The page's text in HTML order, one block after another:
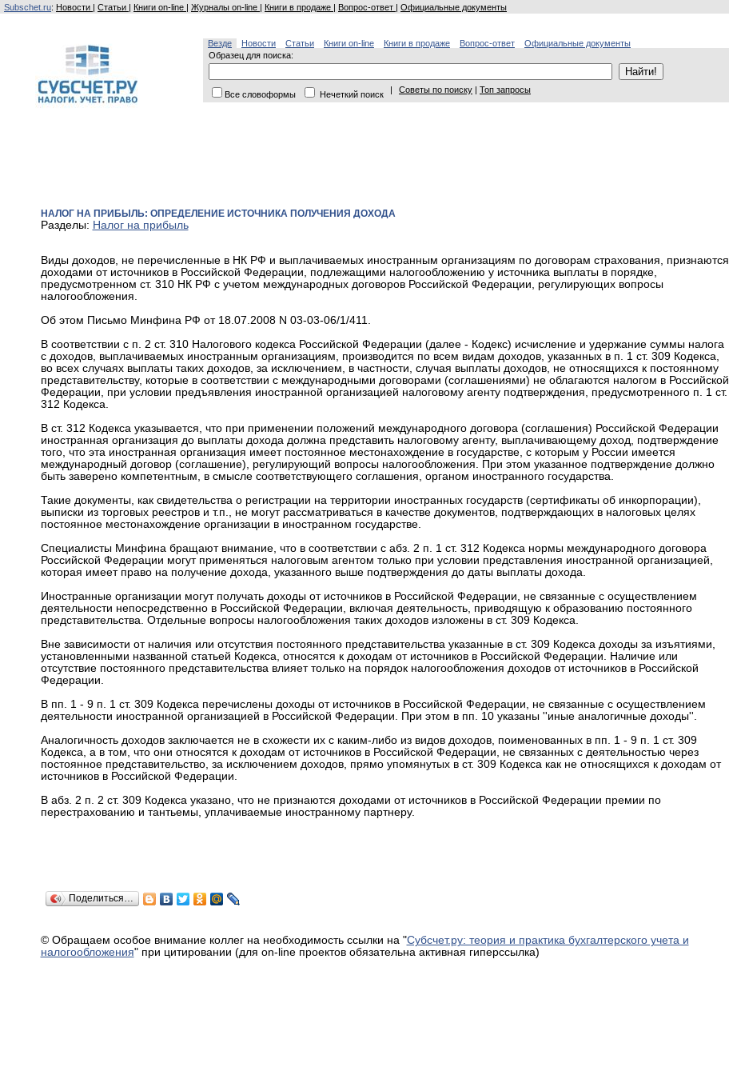
Subschet.ru: Новости | Статьи | Книги on-line | Журналы on-line | Книги в продаже | Вопрос-ответ | Официальные документы
Везде Новости Статьи Книги on-line Книги в продаже Вопрос-ответ
Официальные документы
Образец для поиска:
Все словоформы Нечеткий поиск | Советы по поиску | Топ запросы
НАЛОГ НА ПРИБЫЛЬ: ОПРЕДЕЛЕНИЕ ИСТОЧНИКА ПОЛУЧЕНИЯ ДОХОДА
Разделы: Налог на прибыль
Виды доходов, не перечисленные в НК РФ и выплачиваемых иностранным организациям по договорам страхования, признаются
доходами от источников в Российской Федерации, подлежащими налогообложению у источника выплаты в порядке,
предусмотренном ст. 310 НК РФ с учетом международных договоров Российской Федерации, регулирующих вопросы
налогообложения.
Об этом Письмо Минфина РФ от 18.07.2008 N 03-03-06/1/411.
В соответствии с п. 2 ст. 310 Налогового кодекса Российской Федерации (далее - Кодекс) исчисление и удержание суммы налога
с доходов, выплачиваемых иностранным организациям, производится по всем видам доходов, указанных в п. 1 ст. 309 Кодекса,
во всех случаях выплаты таких доходов, за исключением, в частности, случая выплаты доходов, не относящихся к постоянному
представительству, которые в соответствии с международными договорами (соглашениями) не облагаются налогом в Российской
Федерации, при условии предъявления иностранной организацией налоговому агенту подтверждения, предусмотренного п. 1 ст.
312 Кодекса.
В ст. 312 Кодекса указывается, что при применении положений международного договора (соглашения) Российской Федерации
иностранная организация до выплаты дохода должна представить налоговому агенту, выплачивающему доход, подтверждение
того, что эта иностранная организация имеет постоянное местонахождение в государстве, с которым у России имеется
международный договор (соглашение), регулирующий вопросы налогообложения. При этом указанное подтверждение должно
быть заверено компетентным, в смысле соответствующего соглашения, органом иностранного государства.
Такие документы, как свидетельства о регистрации на территории иностранных государств (сертификаты об инкорпорации),
выписки из торговых реестров и т.п., не могут рассматриваться в качестве документов, подтверждающих в налоговых целях
постоянное местонахождение организации в иностранном государстве.
Специалисты Минфина бращают внимание, что в соответствии с абз. 2 п. 1 ст. 312 Кодекса нормы международного договора
Российской Федерации могут применяться налоговым агентом только при условии представления иностранной организацией,
которая имеет право на получение дохода, указанного выше подтверждения до даты выплаты дохода.
Иностранные организации могут получать доходы от источников в Российской Федерации, не связанные с осуществлением
деятельности непосредственно в Российской Федерации, включая деятельность, приводящую к образованию постоянного
представительства. Отдельные вопросы налогообложения таких доходов изложены в ст. 309 Кодекса.
Вне зависимости от наличия или отсутствия постоянного представительства указанные в ст. 309 Кодекса доходы за изъятиями,
установленными названной статьей Кодекса, относятся к доходам от источников в Российской Федерации. Наличие или
отсутствие постоянного представительства влияет только на порядок налогообложения доходов от источников в Российской
Федерации.
В пп. 1 - 9 п. 1 ст. 309 Кодекса перечислены доходы от источников в Российской Федерации, не связанные с осуществлением
деятельности иностранной организацией в Российской Федерации. При этом в пп. 10 указаны ''иные аналогичные доходы''.
Аналогичность доходов заключается не в схожести их с каким-либо из видов доходов, поименованных в пп. 1 - 9 п. 1 ст. 309
Кодекса, а в том, что они относятся к доходам от источников в Российской Федерации, не связанных с деятельностью через
постоянное представительство, за исключением доходов, прямо упомянутых в ст. 309 Кодекса как не относящихся к доходам от
источников в Российской Федерации.
В абз. 2 п. 2 ст. 309 Кодекса указано, что не признаются доходами от источников в Российской Федерации премии по
перестрахованию и тантьемы, уплачиваемые иностранному партнеру.
Поделиться…
© Обращаем особое внимание коллег на необходимость ссылки на "Субсчет.ру: теория и практика бухгалтерского учета и
налогообложения" при цитировании (для on-line проектов обязательна активная гиперссылка)